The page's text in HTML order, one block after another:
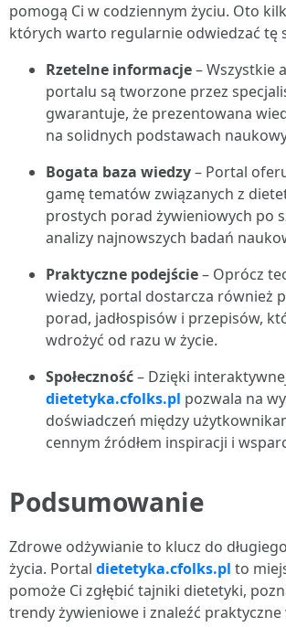
pomogą Ci w codziennym życiu. Oto
których warto regularnie odwiedzać tę
Rzetelne informacje– Wszystkie
portalu są tworzone przez
gwarantuje, że prezentowana
na solidnych podstawach
Bogata baza wiedzy– Portal
gamę tematów związanych z
prostych porad żywieniowych po
analizy najnowszych badań
Praktyczne podejście– Oprócz
wiedzy, portal dostarcza również
porad, jadłospisów i przepisów,
wdrożyć od razu w życie.
Społeczność– Dzięki
dietetyka.cfolks.pl pozwala na
doświadczeń między
cennym źródłem inspiracji i
Podsumowanie
Zdrowe odżywianie to klucz do
życia. Portal dietetyka.cfolks.pl to
pomoże Ci zgłębić tajniki dietetyki,
trendy żywieniowe i znaleźć